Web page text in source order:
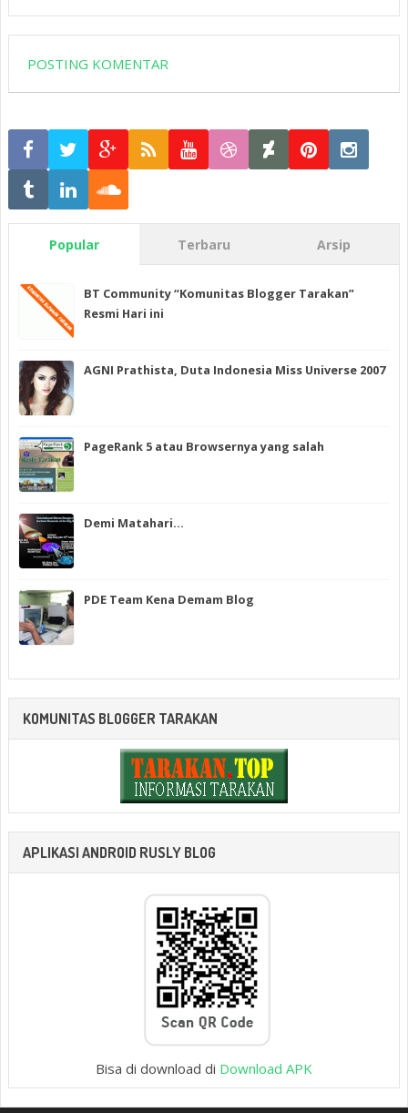
POSTING KOMENTAR
Popular Terbaru Arsip
BT Community “Komunitas Blogger Tarakan”
Resmi Hari ini
AGNI Prathista, Duta Indonesia Miss Universe 2007
PageRank 5 atau Browsernya yang salah
Demi Matahari…
PDE Team Kena Demam Blog
KOMUNITAS BLOGGER TARAKAN
APLIKASI ANDROID RUSLY BLOG
Bisa di download di Download APK